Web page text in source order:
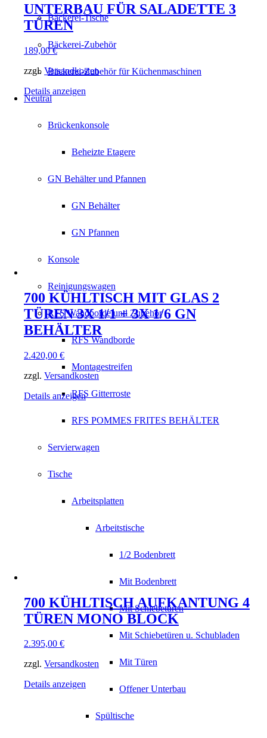
Bäckerei-Tische
Bäckerei-Zubehör
Bäckerei-Zubehör für Küchenmaschinen
Neutral
Brückenkonsole
Beheizte Etagere
GN Behälter und Pfannen
GN Behälter
GN Pfannen
Konsole
Reinigungswagen
RFS Wandborde und Zubehör
RFS Wandborde
Montagestreifen
RFS Gitterroste
RFS POMMES FRITES BEHÄLTER
Servierwagen
Tische
Arbeitsplatten
Arbeitstische
1/2 Bodenbrett
Mit Bodenbrett
Mit Schiebetüren
Mit Schiebetüren u. Schubladen
Mit Türen
Offener Unterbau
Spültische
UNTERBAU FÜR SALADETTE 3
TÜREN
189,00€
zzgl. Versandkosten
Details anzeigen
700 KÜHLTISCH MIT GLAS 2
TÜREN 3X 1/1 + 3X 1/6 GN
BEHÄLTER
2.420,00 €
zzgl. Versandkosten
Details anzeigen
700 KÜHLTISCH AUFKANTUNG 4
TÜREN MONO BLOCK
2.395,00 €
zzgl. Versandkosten
Details anzeigen